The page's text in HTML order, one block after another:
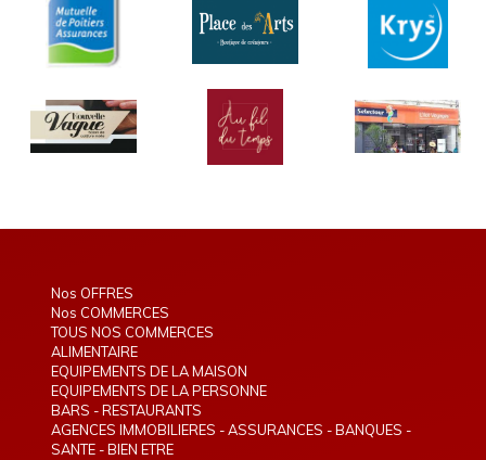
Nos OFFRES
Nos COMMERCES
TOUS NOS COMMERCES
ALIMENTAIRE
EQUIPEMENTS DE LA MAISON
EQUIPEMENTS DE LA PERSONNE
BARS - RESTAURANTS
AGENCES IMMOBILIERES - ASSURANCES - BANQUES -
TELEPHONIE - INTERIM
SANTE - BIEN ETRE